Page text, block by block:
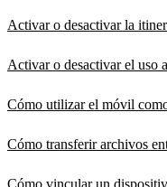
Activar o desactivar la
Activar o desactivar el uso
Cómo utilizar el móvil
Cómo transferir archivos
Cómo vincular un